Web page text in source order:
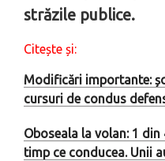
străzile publice.
Citește și:
Modificări importante:
cursuri de condus
Oboseala la volan: 1
timp ce conducea. Unii